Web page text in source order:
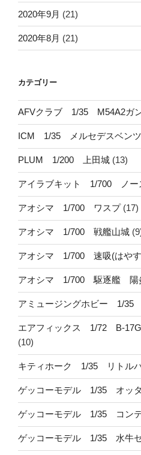
2020年9月 (21)
2020年8月 (21)
カテゴリー
AFVクラブ 1/35 M54A2ガ
ICM 1/35 メルセデスベン
PLUM 1/200 上田城 (13)
アイラブキット 1/700 ノー
アオシマ 1/700 ワスプ(17)
アオシマ 1/700 戦艦山城
アオシマ 1/700 速吸(はや
アオシマ 1/700 駆逐艦 陽
アミュージングホビー 1/35
エアフィックス 1/72 B-17G
(10)
キティホーク 1/35 リトル
ゲッコーモデル 1/35 オッ
ゲッコーモデル 1/35 コン
ゲッコーモデル 1/35 水牛